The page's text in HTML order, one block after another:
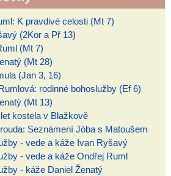
K pravdivé celosti (Mt 7)
(2Kor a Př 13)
(Mt 7)
(Mt 28)
(Jan 3, 16)
rodinné bohoslužby (Ef 6)
(Mt 13)
kostela v Blažkově
Seznámení Jóba s Matoušem
- vede a káže Ivan Ryšavý
- vede a káže Ondřej Ruml
- káže Daniel Ženatý